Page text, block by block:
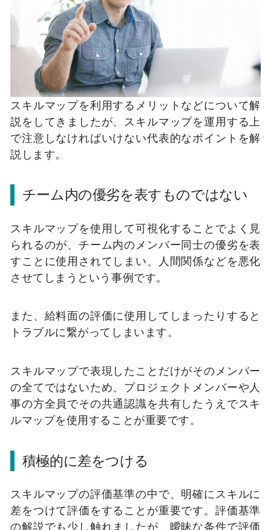
スキルマップを利用するメリットなどについて解
説をしてきましたが、スキルマップを運用する上
で注意しなければいけない代表的なポイントを解
説します。
チーム内の優劣を表すものではない
スキルマップを使用して可視化することでよく見
られるのが、チーム内のメンバー同士の優劣を表
すことに使用されてしまい、人間関係などを悪化
させてしまうという事例です。
また、給料面の評価に使用してしまったりすると
トラブルに繋がってしまいます。
スキルマップで表現したことだけがそのメンバー
の全てではないため、プロジェクトメンバーや人
事の方全員でその共通認識を共有したうえでスキ
ルマップを使用することが重要です。
積極的に差をつける
スキルマップの評価基準の中で、明確にスキルに
差をつけて評価をすることが重要です。評価基準
の解説でも少し触れましたが、曖昧な条件で評価